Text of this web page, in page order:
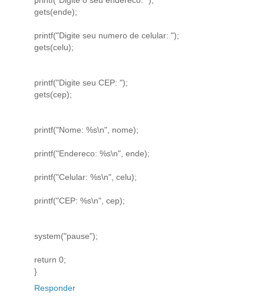
gets(ende);
printf("Digite seu numero de celular: ");
gets(celu);
printf("Digite seu CEP: ");
gets(cep);
printf("Nome: %s\n", nome);
printf("Endereco: %s\n", ende);
printf("Celular: %s\n", celu);
printf("CEP: %s\n", cep);
system("pause");
return 0;
}
Responder